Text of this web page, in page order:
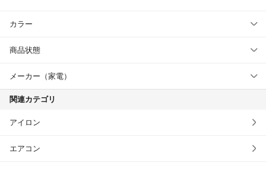
カラー
商品状態
メーカー（家電）
関連カテゴリ
アイロン
エアコン